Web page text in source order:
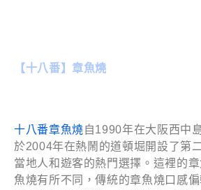
【十八番】章魚燒
十八番章魚燒 自1990年在大阪西中
於2004年在熱鬧的道頓堀開設了第
當地人和遊客的熱門選擇。這裡的
魚燒有所不同，傳統的章魚燒口感